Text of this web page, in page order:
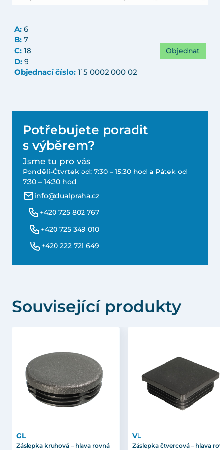
A: 6
B: 7
C: 18
D: 9
Objednací číslo: 115 0002 000 02
Objednat
Potřebujete poradit
s výběrem?
Jsme tu pro vás
Pondělí-Čtvrtek od: 7:30 – 15:30 hod a Pátek od
7:30 – 14:30 hod
info@dualpraha.cz
+420 725 802 767
+420 725 349 010
+420 222 721 649
Související produkty
GL
Záslepka kruhová – hlava rovná
VL
Záslepka čtvercová – hlava